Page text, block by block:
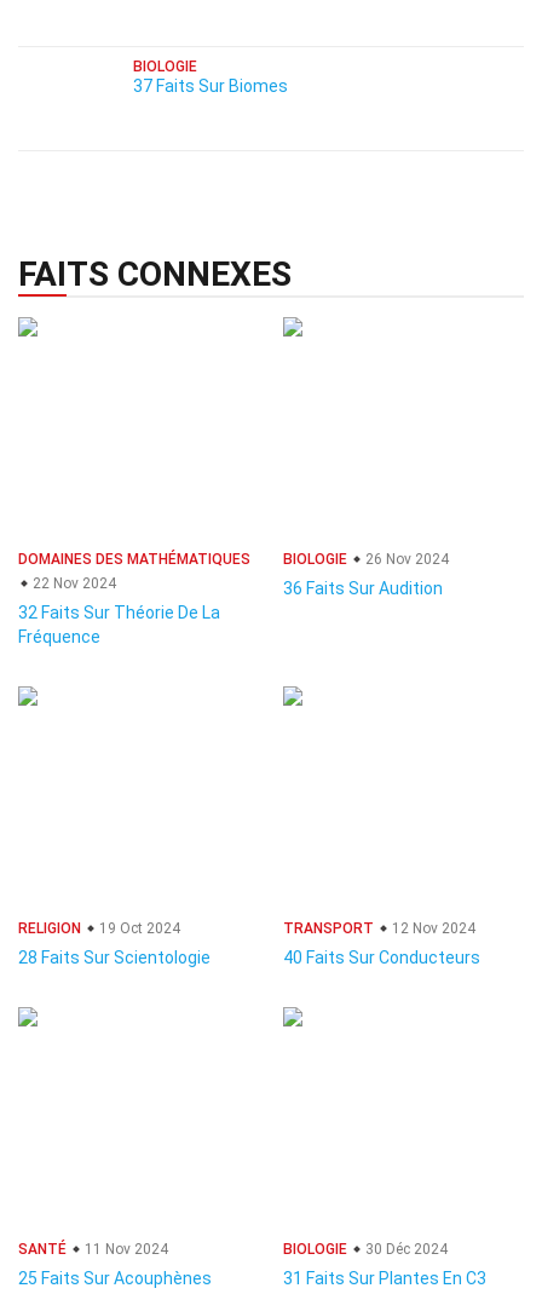
BIOLOGIE
37 Faits Sur Biomes
FAITS CONNEXES
DOMAINES DES MATHÉMATIQUES
22 Nov 2024
32 Faits Sur Théorie De La
Fréquence
BIOLOGIE 26 Nov 2024
36 Faits Sur Audition
RELIGION 19 Oct 2024
28 Faits Sur Scientologie
TRANSPORT 12 Nov 2024
40 Faits Sur Conducteurs
SANTÉ 11 Nov 2024
25 Faits Sur Acouphènes
BIOLOGIE 30 Déc 2024
31 Faits Sur Plantes En C3